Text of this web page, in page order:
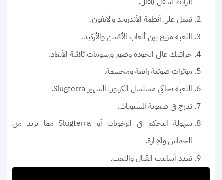
تعمل على أنظمة الأندرويد والأيفون.
اللعبة مزيج بين ألعاب الأكشن والأركيد.
جرافيك عالي الجودة وصور ورسومات ثلاثية الأبعاد.
مؤثرات صوتية رائعة ومجسمة.
اللعبة تحاكي مسلسل الكرتون الشهير Slugterra.
تدرج في صعوبة المستويات.
سهولة التحكم في الرخويات أو Slugterra مما يزيد من
الحماس والإثارة.
تعدد أساليب القتال واللعب.